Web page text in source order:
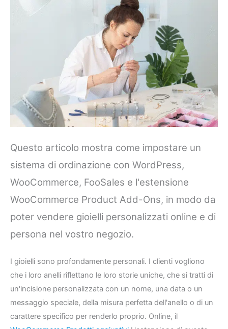
Questo articolo mostra come impostare un
sistema di ordinazione con WordPress,
WooCommerce, FooSales e l'estensione
WooCommerce Product Add-Ons, in modo da
poter vendere gioielli personalizzati online e di
persona nel vostro negozio.
I gioielli sono profondamente personali. I clienti vogliono
che i loro anelli riflettano le loro storie uniche, che si tratti di
un'incisione personalizzata con un nome, una data o un
messaggio speciale, della misura perfetta dell'anello o di un
carattere specifico per renderlo proprio. Online, il